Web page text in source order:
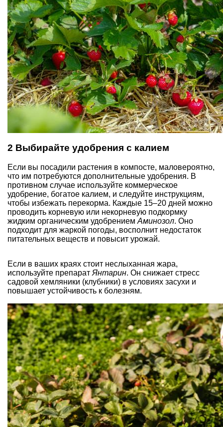
2 Выбирайте удобрения с калием
Если вы посадили растения в компосте, маловероятно,
что им потребуются дополнительные удобрения. В
противном случае используйте коммерческое
удобрение, богатое калием, и следуйте инструкциям,
чтобы избежать перекорма. Каждые 15–20 дней можно
проводить корневую или некорневую подкормку
жидким органическим удобрением Аминозол. Оно
подходит для жаркой погоды, восполнит недостаток
питательных веществ и повысит урожай.
Если в ваших краях стоит неслыханная жара,
используйте препарат Янтарин. Он снижает стресс
садовой хемляники (клубники) в условиях засухи и
повышает устойчивость к болезням.